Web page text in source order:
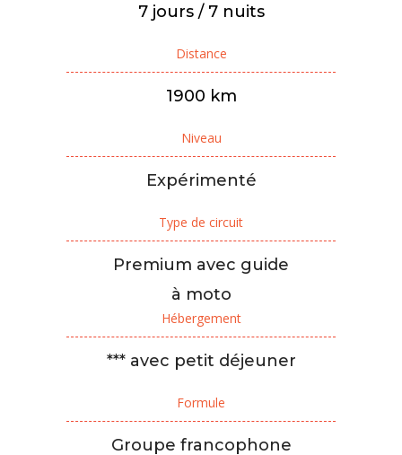
7 jours / 7 nuits
Distance
1900 km
Niveau
Expérimenté
Type de circuit
Premium avec guide
à moto
Hébergement
*** avec petit déjeuner
Formule
Groupe francophone